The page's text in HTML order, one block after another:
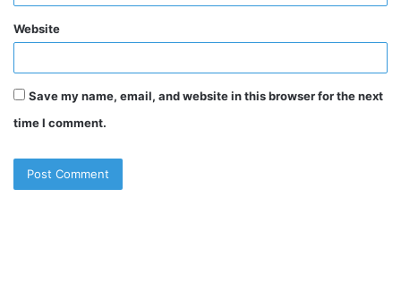
Website
Save my name, email, and website in this browser for the next
time I comment.